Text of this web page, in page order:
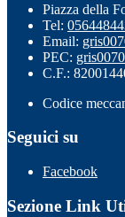
Piazza della
Tel:
Email:
PEC:
C.F.:
Codice
Seguici su
Facebook
Sezione Link